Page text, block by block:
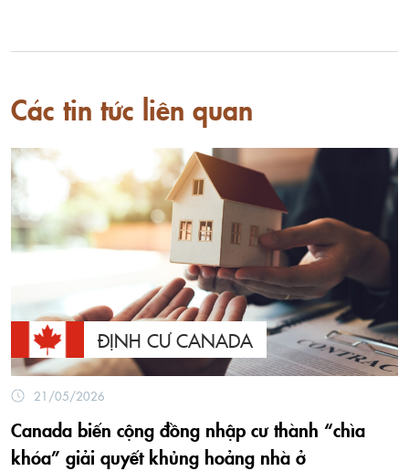
Các tin tức liên quan
ĐỊNH CƯ CANADA
21/05/2026
Canada biến cộng đồng nhập cư thành “chìa
khóa” giải quyết khủng hoảng nhà ở